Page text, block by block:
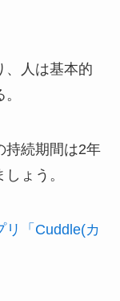
、人は基本的
持続期間は2年
ょう。
リ「Cuddle(カ